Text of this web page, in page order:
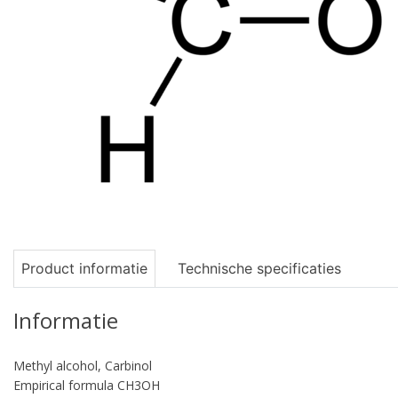
Product informatie Technische specificaties
Informatie
Methyl alcohol, Carbinol
Empirical formula CH3OH